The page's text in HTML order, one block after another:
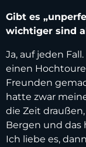
Gibt es
wichtiger sind
Ja, auf jeden
einen
Freunden
hatte zwar
die Zeit
Bergen und das
Ich liebe es,